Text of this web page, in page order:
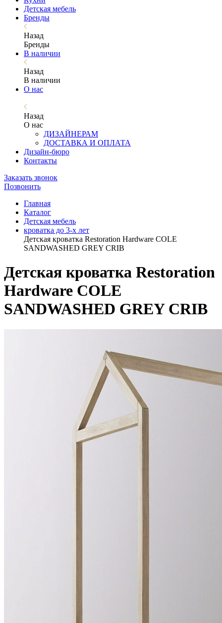
Детская мебель
Бренды
Назад
Бренды
В наличии
Назад
В наличии
О нас
Назад
О нас
ДИЗАЙНЕРАМ
ДОСТАВКА И ОПЛАТА
Дизайн-бюро
Контакты
Заказать звонок
Позвонить
Главная
Каталог
Детская мебель
кроватка до 3-х лет
Детская кроватка Restoration Hardware COLE
SANDWASHED GREY CRIB
Детская кроватка Restoration
Hardware COLE
SANDWASHED GREY CRIB